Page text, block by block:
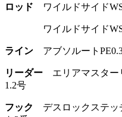
ロッド ワイルドサイド
ワイルドサイド
ライン アブソルート
リーダー エリアマスター
1.2号
フック デスロックステッ